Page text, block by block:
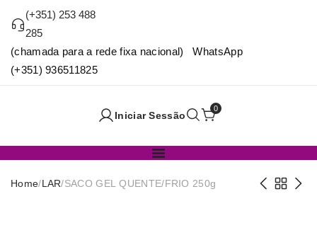
(+351) 253 488
285
(chamada para a rede fixa nacional) WhatsApp
(+351) 936511825
Iniciar Sessão
0
Home/LAR/SACO GEL QUENTE/FRIO 250g